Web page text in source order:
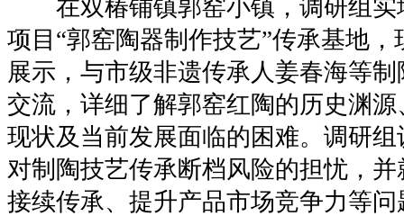
在双椿铺镇郭窑小镇，调研组实
项目“郭窑陶器制作技艺”传承基地
展示，与市级非遗传承人姜春海等
交流，详细了解郭窑红陶的历史渊
现状及当前发展面临的困难。调研
对制陶技艺传承断档风险的担忧，
接续传承、提升产品市场竞争力等